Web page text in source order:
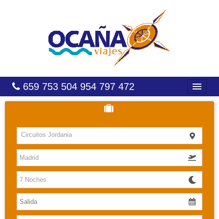
659 753 504 954 797 472
HOTELES
COSTAS
CARIBE
CANARIAS
BALEARES
Circuitos Jordania